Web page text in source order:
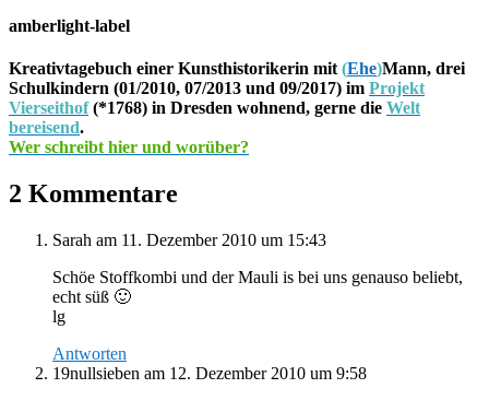
amberlight-label
Kreativtagebuch einer Kunsthistorikerin mit (Ehe)Mann, drei
Schulkindern (01/2010, 07/2013 und 09/2017) im Projekt
Vierseithof(*1768) in Dresden wohnend, gerne die Welt
bereisend.
Wer schreibt hier und worüber?
2 Kommentare
Sarah am 11. Dezember 2010 um 15:43
Schöe Stoffkombi und der Mauli is bei uns genauso beliebt,
echt süß 🙂
lg
Antworten
19nullsieben am 12. Dezember 2010 um 9:58